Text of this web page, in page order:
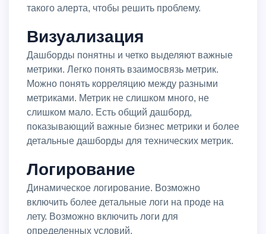
такого алерта, чтобы решить проблему.
Визуализация
Дашборды понятны и четко выделяют важные
метрики. Легко понять взаимосвязь метрик.
Можно понять корреляцию между разными
метриками. Метрик не слишком много, не
слишком мало. Есть общий дашборд,
показывающий важные бизнес метрики и более
детальные дашборды для технических метрик.
Логирование
Динамическое логирование. Возможно
включить более детальные логи на проде на
лету. Возможно включить логи для
определенных условий.